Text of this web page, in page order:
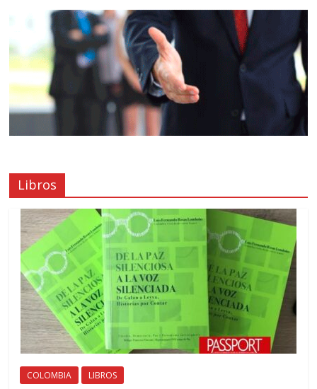
Libros
COLOMBIA LIBROS